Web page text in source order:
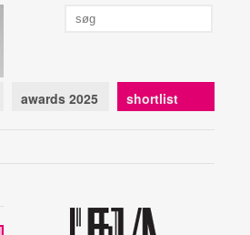
awards 2025 shortlist